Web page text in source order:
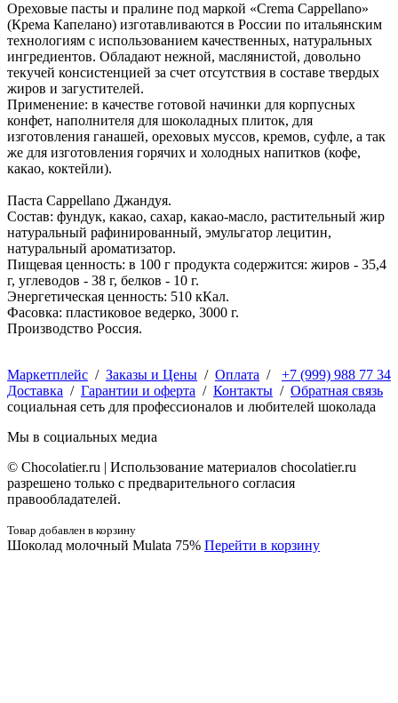
Ореховые пасты и пралине под маркой «Crema Cappellano»
(Крема Капелано) изготавливаются в России по итальянским
технологиям с использованием качественных, натуральных
ингредиентов. Обладают нежной, маслянистой, довольно
текучей консистенцией за счет отсутствия в составе твердых
жиров и загустителей.
Применение: в качестве готовой начинки для корпусных
конфет, наполнителя для шоколадных плиток, для
изготовления ганашей, ореховых муссов, кремов, суфле, а так
же для изготовления горячих и холодных напитков (кофе,
какао, коктейли).
Паста Cappellano Джандуя.
Состав: фундук, какао, сахар, какао-масло, растительный жир
натуральный рафинированный, эмульгатор лецитин,
натуральный ароматизатор.
Пищевая ценность: в 100 г продукта содержится: жиров - 35,4
г, углеводов - 38 г, белков - 10 г.
Энергетическая ценность: 510 кКал.
Фасовка: пластиковое ведерко, 3000 г.
Производство Россия.
+7 (999) 988 77 34
Маркетплейс / Заказы и Цены / Оплата /
Доставка / Гарантии и оферта / Контакты / Обратная связь
социальная сеть для профессионалов и любителей шоколада
Мы в социальных медиа
© Сhocolatier.ru | Использование материалов chocolatier.ru
разрешено только с предварительного согласия
правообладателей.
Товар добавлен в корзину
Шоколад молочный Mulata 75% Перейти в корзину